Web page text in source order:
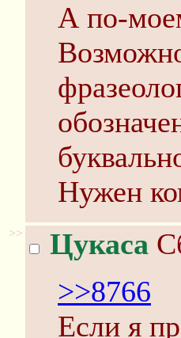
А по-
Нужен
>> Цукаса
>>8766
Если я